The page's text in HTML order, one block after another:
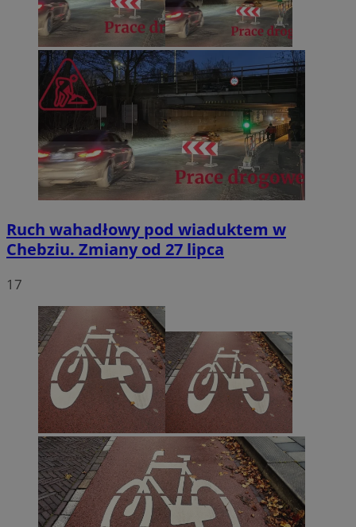
Ruch wahadłowy pod wiaduktem w
Chebziu. Zmiany od 27 lipca
17